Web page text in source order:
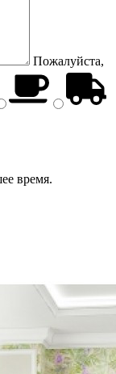
Пожалуйста,
время.